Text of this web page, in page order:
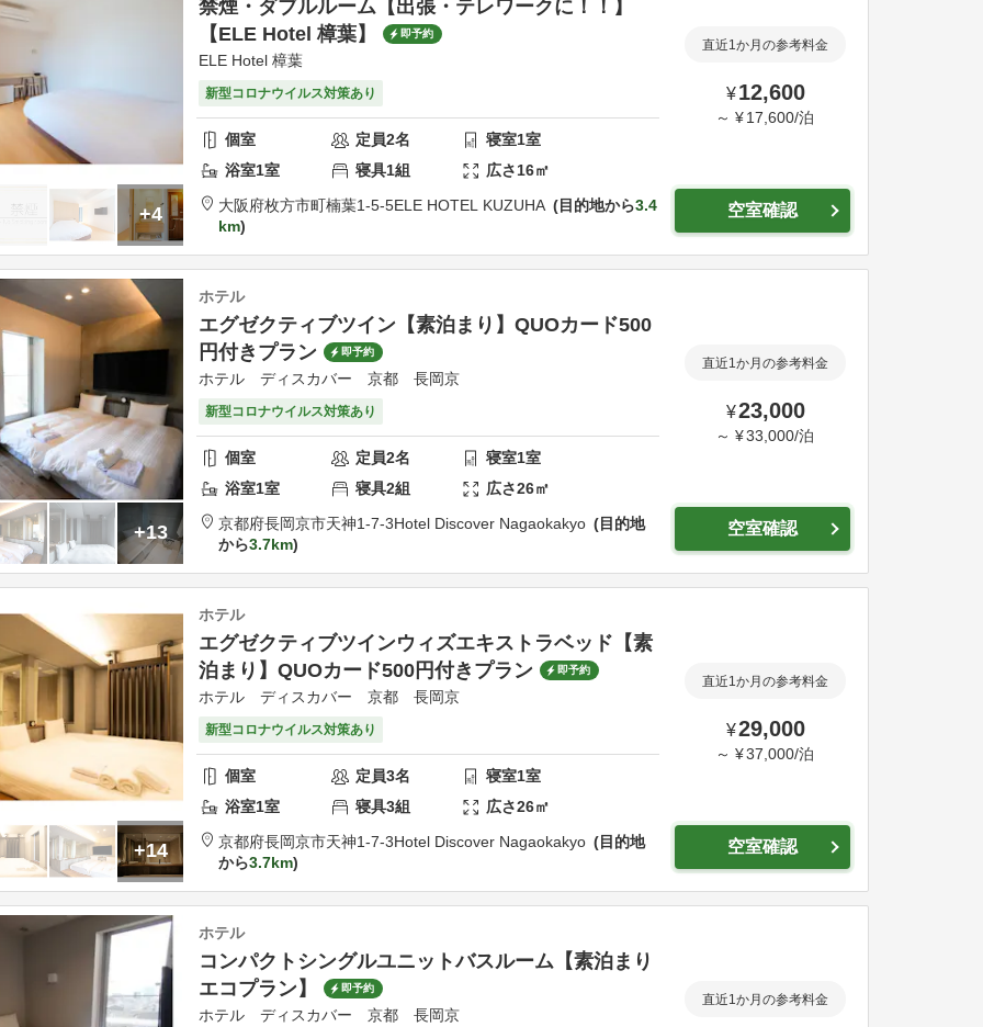
+4
禁煙・ダブルルーム【出張・テレワークに！！】
【ELE Hotel 樟葉】
即予約
ELE Hotel 樟葉
新型コロナウイルス対策あり
個室 定員2名 寝室1室
浴室1室 寝具1組 広さ16㎡
大阪府枚方市町楠葉1-5-5ELE HOTEL KUZUHA 目的地から3.4
km
直近1か月の参考料金
¥ 12,600
～ ¥ 17,600/泊
空室確認
+13
ホテル
エグゼクティブツイン【素泊まり】QUOカード500
円付きプラン
即予約
ホテル ディスカバー 京都 長岡京
新型コロナウイルス対策あり
個室 定員2名 寝室1室
浴室1室 寝具2組 広さ26㎡
京都府長岡京市天神1-7-3Hotel Discover Nagaokakyo
目的地
から3.7km
直近1か月の参考料金
¥23,000
～ ¥33,000/泊
空室確認
+14
ホテル
エグゼクティブツインウィズエキストラベッド【素
泊まり】QUOカード500円付きプラン
即予約
ホテル ディスカバー 京都 長岡京
新型コロナウイルス対策あり
個室 定員3名 寝室1室
浴室1室 寝具3組 広さ26㎡
京都府長岡京市天神1-7-3Hotel Discover Nagaokakyo
目的地
から3.7km
直近1か月の参考料金
¥29,000
～ ¥37,000/泊
空室確認
ホテル
コンパクトシングルユニットバスルーム【素泊まり
エコプラン】
即予約
ホテル ディスカバー 京都 長岡京
直近1か月の参考料金